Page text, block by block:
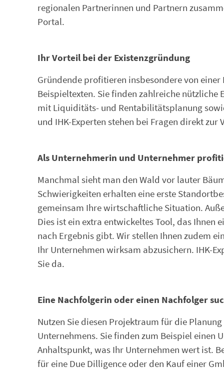
regionalen Partnerinnen und Partnern
Portal.
Ihr Vorteil bei der Existenzgründung
Gründende profitieren insbesondere von
Beispieltexten. Sie finden zahlreiche
mit Liquiditäts- und Rentabilitätsplanung
und IHK-Experten stehen bei Fragen direkt zur
Als Unternehmerin und Unternehmer
Manchmal sieht man den Wald vor lauter
Schwierigkeiten erhalten eine erste
gemeinsam Ihre wirtschaftliche Situation.
Dies ist ein extra entwickeltes Tool, das Ihnen
nach Ergebnis gibt. Wir stellen Ihnen zudem
Ihr Unternehmen wirksam abzusichern. IHK-
Sie da.
Eine Nachfolgerin oder einen Nachfolger
Nutzen Sie diesen Projektraum für die
Unternehmens. Sie finden zum Beispiel einen
Anhaltspunkt, was Ihr Unternehmen wert ist.
für eine Due Dilligence oder den Kauf einer